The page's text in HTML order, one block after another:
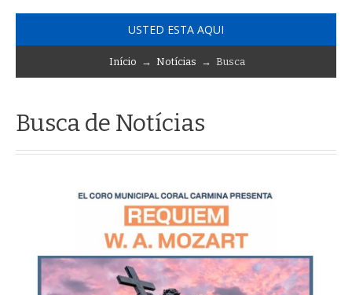
USTED ESTA AQUI
Início → Notícias → Busca
Busca de Notícias